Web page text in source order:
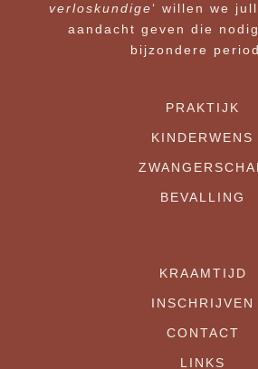
verloskundige‘ willen we
aandacht geven die
bijzondere
PRAKTIJK
KINDERWENS
BEVALLING
KRAAMTIJD
INSCHRIJVEN
CONTACT
LINKS